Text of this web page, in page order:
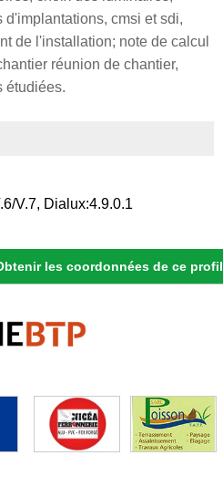
cmsi et sdi,
de l'installation; note de calcul
réunion de chantier,
étudiées.
V.7, Dialux:4.9.0.1
les coordonnées de ce profil